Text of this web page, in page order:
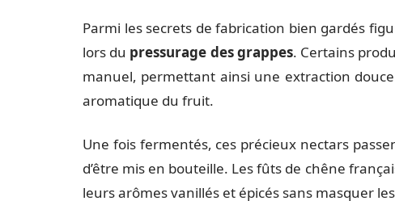
Parmi les secrets de fabrication bien gardés
lors du pressurage des grappes. Certains
manuel, permettant ainsi une extraction
aromatique du fruit.
Une fois fermentés, ces précieux nectars
d’être mis en bouteille. Les fûts de chêne
leurs arômes vanillés et épicés sans masquer